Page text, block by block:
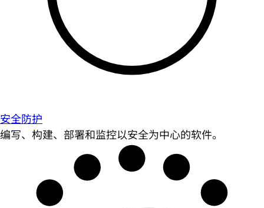
安全防护
编写、构建、部署和监控以安全为中心的软件。